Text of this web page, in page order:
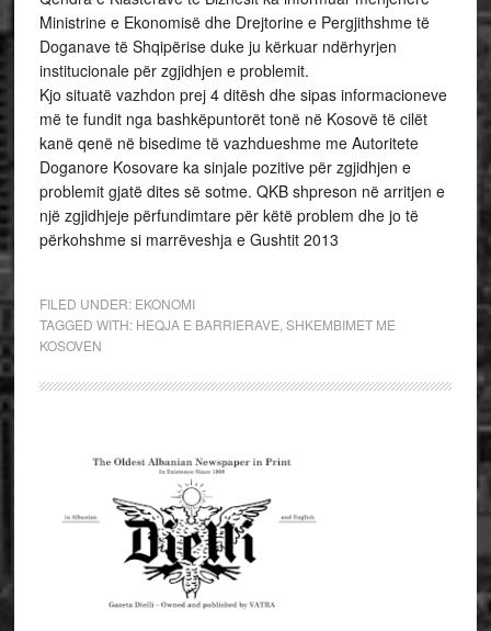
Ministrine e Ekonomisë dhe Drejtorine e Pergjithshme të
Doganave të Shqipërise duke ju kërkuar ndërhyrjen
institucionale për zgjidhjen e problemit.
Kjo situatë vazhdon prej 4 ditësh dhe sipas informacioneve
më te fundit nga bashkëpuntorët tonë në Kosovë të cilët
kanë qenë në bisedime të vazhdueshme me Autoritete
Doganore Kosovare ka sinjale pozitive për zgjidhjen e
problemit gjatë dites së sotme. QKB shpreson në arritjen e
një zgjidhjeje përfundimtare për këtë problem dhe jo të
përkohshme si marrëveshja e Gushtit 2013
FILED UNDER: EKONOMI
TAGGED WITH: HEQJA E BARRIERAVE SHKEMBIMET ME
KOSOVEN